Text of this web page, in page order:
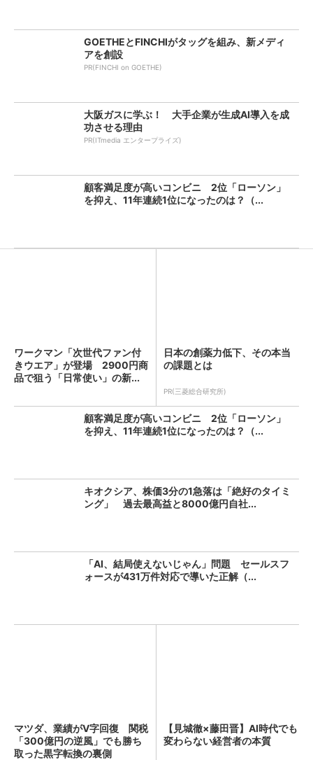
GOETHEとFINCHIがタッグを組み、新メディ
アを創設
PR(FINCHI on GOETHE)
大阪ガスに学ぶ！ 大手企業が生成AI導入を成
功させる理由
PR(ITmedia エンタープライズ)
顧客満足度が高いコンビニ 2位「ローソン」
を抑え、11年連続1位になったのは？（...
ワークマン「次世代ファン付
きウエア」が登場 2900円商
品で狙う「日常使い」の新...
日本の創薬力低下、その本当
の課題とは
PR(三菱総合研究所)
顧客満足度が高いコンビニ 2位「ローソン」
を抑え、11年連続1位になったのは？（...
キオクシア、株価3分の1急落は「絶好のタイミ
ング」 過去最高益と8000億円自社...
「AI、結局使えないじゃん」問題 セールスフ
ォースが431万件対応で導いた正解（...
マツダ、業績がV字回復 関税
「300億円の逆風」でも勝ち
取った黒字転換の裏側
【見城徹×藤田晋】AI時代でも
変わらない経営者の本質